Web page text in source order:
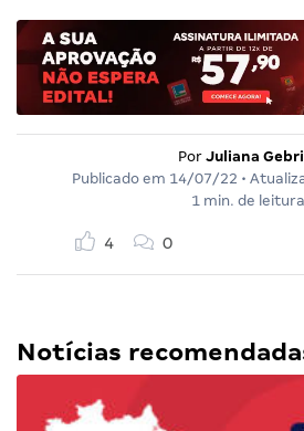
Por Juliana
Publicado em 14/07/22 •
1 min. de leitura
4 0
Notícias